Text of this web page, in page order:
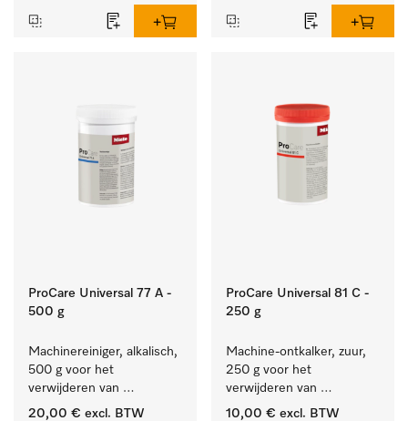
en kleurechte bonte was.
ProCare Universal 77 A -
500 g
Machinereiniger, alkalisch,
500 g voor het
verwijderen van
hardnekkige
20,00 € excl. BTW
ProCare Universal 81 C -
250 g
Machine-ontkalker, zuur,
250 g voor het
verwijderen van
hardnekkige kalkaanslag.
10,00 € excl. BTW